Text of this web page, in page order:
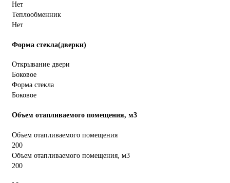
Нет
Теплообменник
Нет
Форма стекла(дверки)
Открывание двери
Боковое
Форма стекла
Боковое
Объем отапливаемого помещения, м3
Объем отапливаемого помещения
200
Объем отапливаемого помещения, м3
200